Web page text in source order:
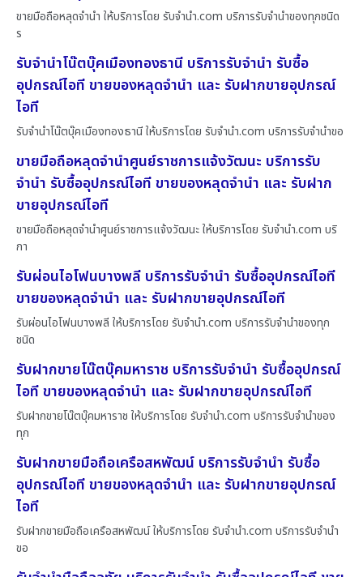
ขายมือถือหลุดจำนำ ให้บริการโดย รับจํานํา.com บริการรับจำนำของทุกชนิด
ร
รับจำนำโน๊ตบุ๊คเมืองทองธานี บริการรับจำนำ รับซื้อ
อุปกรณ์ไอที ขายของหลุดจำนำ และ รับฝากขายอุปกรณ์
ไอที
รับจำนำโน๊ตบุ๊คเมืองทองธานี ให้บริการโดย รับจํานํา.com บริการรับจำนำขอ
ขายมือถือหลุดจำนำศูนย์ราชการแจ้งวัฒนะ บริการรับ
จำนำ รับซื้ออุปกรณ์ไอที ขายของหลุดจำนำ และ รับฝาก
ขายอุปกรณ์ไอที
ขายมือถือหลุดจำนำศูนย์ราชการแจ้งวัฒนะ ให้บริการโดย รับจํานํา.com บริ
กา
รับผ่อนไอโฟนบางพลี บริการรับจำนำ รับซื้ออุปกรณ์ไอที
ขายของหลุดจำนำ และ รับฝากขายอุปกรณ์ไอที
รับผ่อนไอโฟนบางพลี ให้บริการโดย รับจํานํา.com บริการรับจำนำของทุก
ชนิด
รับฝากขายโน๊ตบุ๊คมหาราช บริการรับจำนำ รับซื้ออุปกรณ์
ไอที ขายของหลุดจำนำ และ รับฝากขายอุปกรณ์ไอที
รับฝากขายโน๊ตบุ๊คมหาราช ให้บริการโดย รับจํานํา.com บริการรับจำนำของ
ทุก
รับฝากขายมือถือเครือสหพัฒน์ บริการรับจำนำ รับซื้อ
อุปกรณ์ไอที ขายของหลุดจำนำ และ รับฝากขายอุปกรณ์
ไอที
รับฝากขายมือถือเครือสหพัฒน์ ให้บริการโดย รับจํานํา.com บริการรับจำนำ
ขอ